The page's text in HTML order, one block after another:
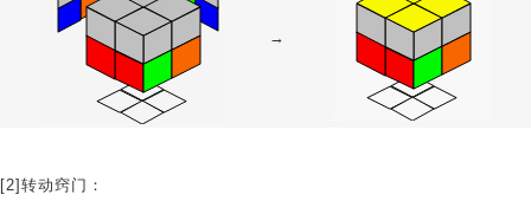
→
[2]转动窍门：